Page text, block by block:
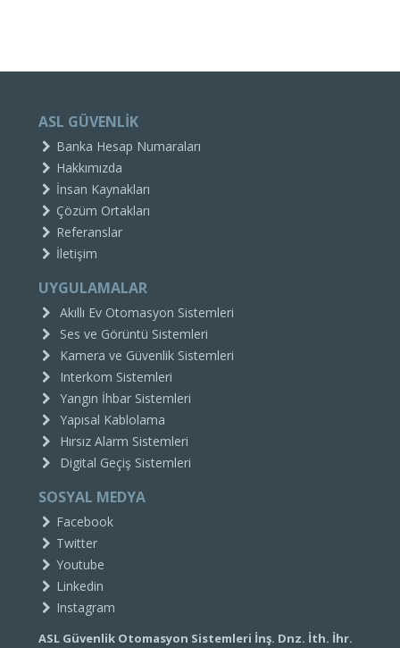
ASL GÜVENLİK
Banka Hesap Numaraları
Hakkımızda
İnsan Kaynakları
Çözüm Ortakları
Referanslar
İletişim
UYGULAMALAR
Akıllı Ev Otomasyon Sistemleri
Ses ve Görüntü Sistemleri
Kamera ve Güvenlik Sistemleri
Interkom Sistemleri
Yangın İhbar Sistemleri
Yapısal Kablolama
Hırsız Alarm Sistemleri
Digital Geçiş Sistemleri
SOSYAL MEDYA
Facebook
Twitter
Youtube
Linkedin
Instagram
ASL Güvenlik Otomasyon Sistemleri İnş. Dnz. İth. İhr.